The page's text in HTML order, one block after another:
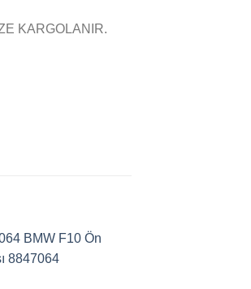
KARGOLANIR.